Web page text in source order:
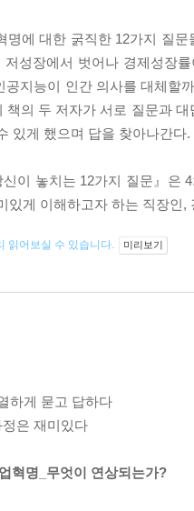
명에 대한 굵직한 12가지 질
저성장에서 벗어나 경제성장
공지능이 인간 의사를 대체할
책의 두 저자가 서로 질문과
있게 했으며 답을 찾아나간다.
신이 놓치는 12가지 질문』
있게 이해하고자 하는 직장인
읽어보실 수 있습니다. 미리보기
하게 묻고 답하다
정은 재미있다
혁명_무엇이 연상되는가?